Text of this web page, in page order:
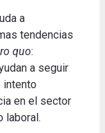
a
tendencias
quo:
a seguir
intento
en el sector
laboral .